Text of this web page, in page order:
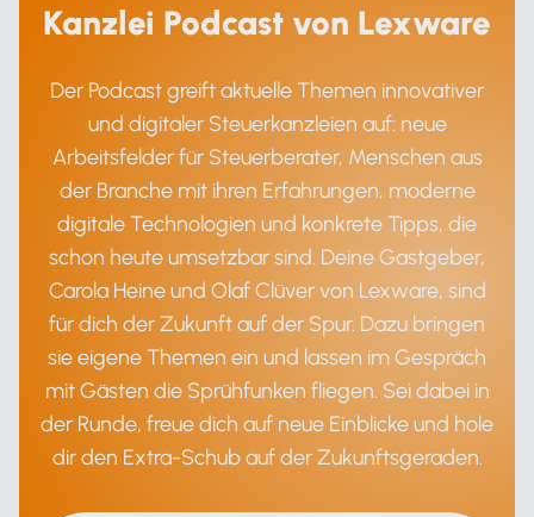
Kanzlei Podcast von Lexware
Der Podcast greift aktuelle Themen innovativer
und digitaler Steuerkanzleien auf: neue
Arbeitsfelder für Steuerberater, Menschen aus
der Branche mit ihren Erfahrungen, moderne
digitale Technologien und konkrete Tipps, die
schon heute umsetzbar sind. Deine Gastgeber,
Carola Heine und Olaf Clüver von Lexware, sind
für dich der Zukunft auf der Spur. Dazu bringen
sie eigene Themen ein und lassen im Gespräch
mit Gästen die Sprühfunken fliegen. Sei dabei in
der Runde, freue dich auf neue Einblicke und hole
dir den Extra-Schub auf der Zukunftsgeraden.